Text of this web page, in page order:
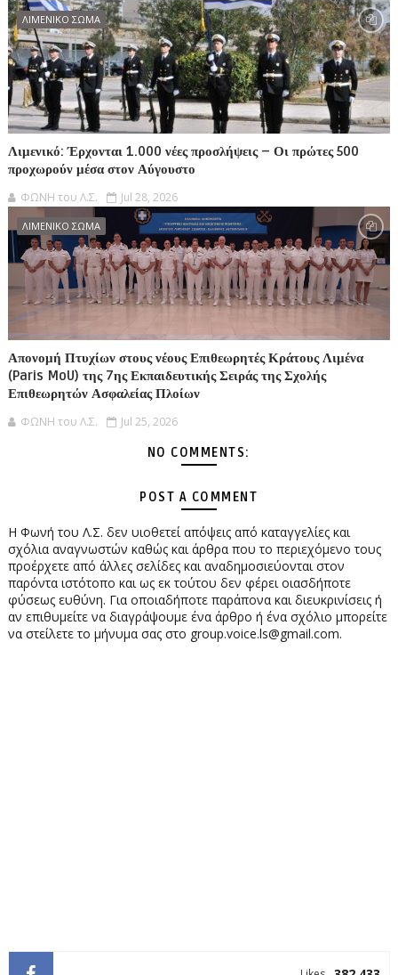
ΛΙΜΕΝΙΚΟ ΣΩΜΑ
Λιμενικό: Έρχονται 1.000 νέες προσλήψεις – Οι πρώτες 500
προχωρούν μέσα στον Αύγουστο
ΦΩΝΗ του Λ.Σ. Jul 28, 2026
ΛΙΜΕΝΙΚΟ ΣΩΜΑ
Απονομή Πτυχίων στους νέους Επιθεωρητές Κράτους Λιμένα
(Paris MoU) της 7ης Εκπαιδευτικής Σειράς της Σχολής
Επιθεωρητών Ασφαλείας Πλοίων
ΦΩΝΗ του Λ.Σ. Jul 25, 2026
NO COMMENTS:
POST A COMMENT
Η Φωνή του Λ.Σ. δεν υιοθετεί απόψεις από καταγγελίες και
σχόλια αναγνωστών καθώς και άρθρα που το περιεχόμενο τους
προέρχετε από άλλες σελίδες και αναδημοσιεύονται στον
παρόντα ιστότοπο και ως εκ τούτου δεν φέρει οιασδήποτε
φύσεως ευθύνη. Για οποιαδήποτε παράπονα και διευκρινίσεις ή
αν επιθυμείτε να διαγράψουμε ένα άρθρο ή ένα σχόλιο μπορείτε
να στείλετε το μήνυμα σας στο group.voice.ls@gmail.com.